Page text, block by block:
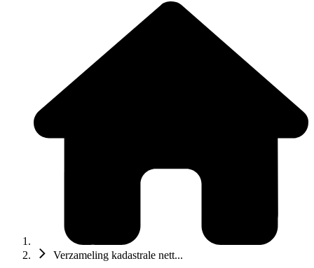
Verzameling kadastrale nett...